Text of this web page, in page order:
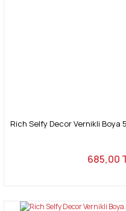
Rich Selfy Decor Vernikli Boya
685,00